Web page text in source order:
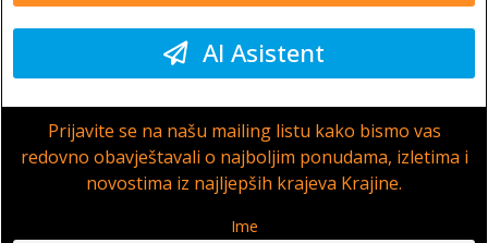
AI Asistent
Prijavite se na našu mailing listu kako bismo vas
redovno obavještavali o najboljim ponudama, izletima i
novostima iz najljepših krajeva Krajine.
Ime